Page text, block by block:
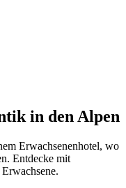
in den Alpen
Erwachsenenhotel, wo
Entdecke mit